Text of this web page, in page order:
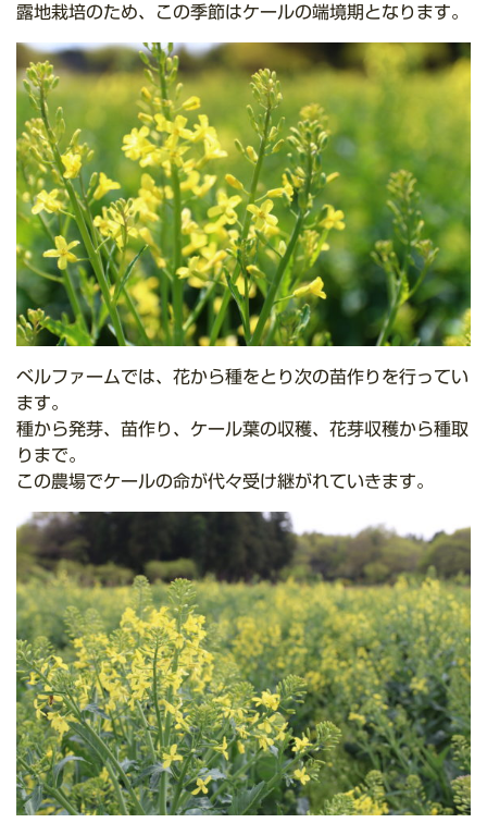
露地栽培のため、この季節はケールの端境期となります。
ベルファームでは、花から種をとり次の苗作りを行ってい
ます。
種から発芽、苗作り、ケール葉の収穫、花芽収穫から種取
りまで。
この農場でケールの命が代々受け継がれていきます。